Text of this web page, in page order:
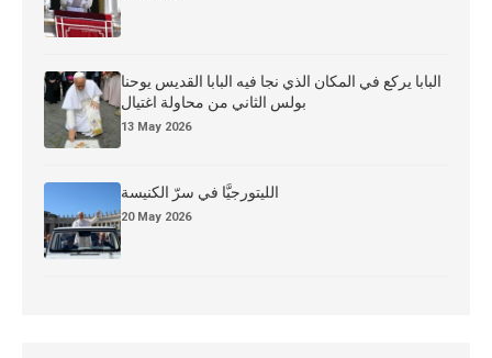
البابا يركع في المكان الذي نجا فيه البابا القديس يوحنا
بولس الثاني من محاولة اغتيال
13 May 2026
الليتورجيَّا في سرّ الكنيسة
20 May 2026